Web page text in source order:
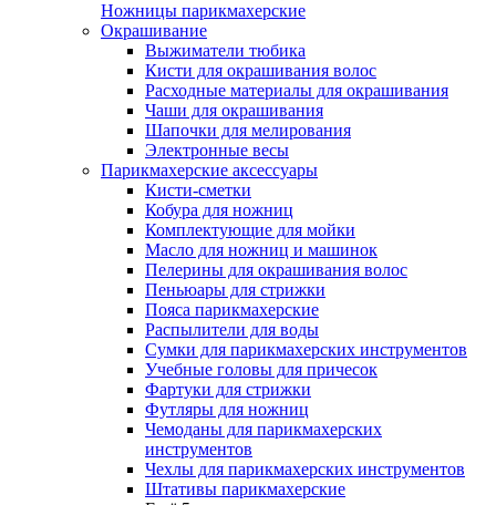
Ножницы парикмахерские
Окрашивание
Выжиматели тюбика
Кисти для окрашивания волос
Расходные материалы для окрашивания
Чаши для окрашивания
Шапочки для мелирования
Электронные весы
Парикмахерские аксессуары
Кисти-сметки
Кобура для ножниц
Комплектующие для мойки
Масло для ножниц и машинок
Пелерины для окрашивания волос
Пеньюары для стрижки
Пояса парикмахерские
Распылители для воды
Сумки для парикмахерских инструментов
Учебные головы для причесок
Фартуки для стрижки
Футляры для ножниц
Чемоданы для парикмахерских
инструментов
Чехлы для парикмахерских инструментов
Штативы парикмахерские